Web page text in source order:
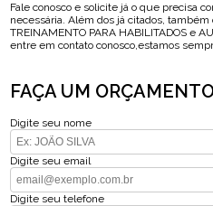
Fale conosco e solicite já o que precisa
necessária. Além dos já citados,
TREINAMENTO PARA HABILITADOS e
entre em contato conosco,estamos
FAÇA UM
Digite seu nome
Digite seu email
Digite seu telefone